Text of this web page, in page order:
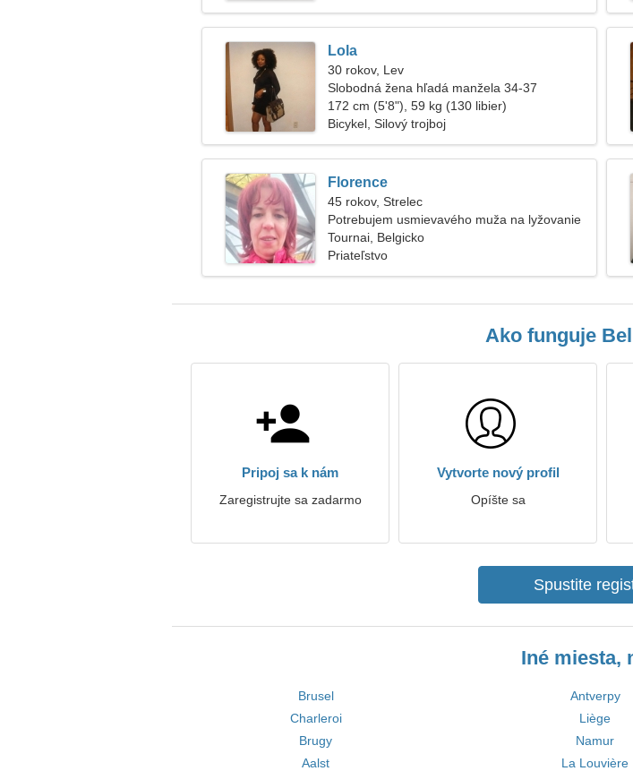
Lola
30 rokov, Lev
Slobodná žena hľadá manžela 34-37
172 cm (5'8"), 59 kg (130 libier)
Bicykel, Silový trojboj
Florence
45 rokov, Strelec
Potrebujem usmievavého muža na lyžovanie
Tournai, Belgicko
Priateľstvo
Ako funguje
Pripoj sa k nám
Zaregistrujte sa zadarmo
Vytvorte nový profil
Opíšte sa
Spustite
Iné miesta,
Brusel Antverpy
Charleroi
Liège
Brugy
Namur
Aalst
La Louvière